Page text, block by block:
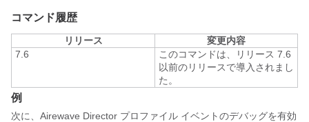
コマンド履歴
リリース
変更内容
7.6
このコマンドは、リリース 7.6
以前のリリースで導入されまし
た。
例
次に、Airewave Director プロファイル イベントのデバッグを有効